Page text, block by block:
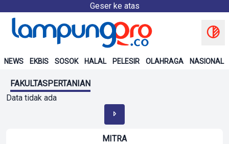
Geser ke atas
NEWS EKBIS SOSOK HALAL PELESIR OLAHRAGA NASIONAL
FAKULTASPERTANIAN
Data tidak ada
MITRA